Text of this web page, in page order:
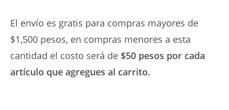
El envío es gratis para compras mayores de
$1,500 pesos, en compras menores a esta
cantidad el costo será de $50 pesos por cada
artículo que agregues al carrito.